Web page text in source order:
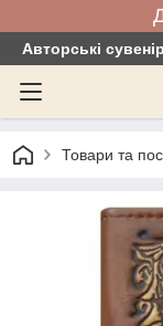
Авторські
Товари та